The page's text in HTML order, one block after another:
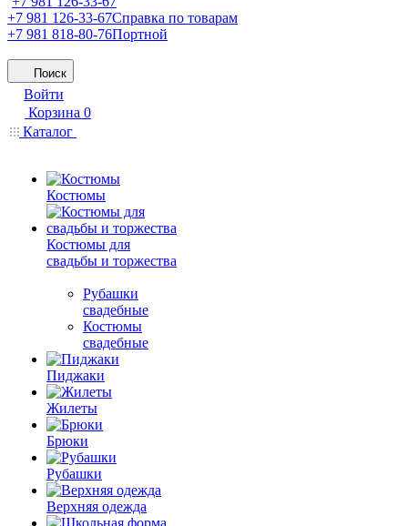
+7 981 126-33-67Справка по товарам
+7 981 818-80-76Портной
Поиск
Войти
Корзина 0
Каталог
Костюмы
Костюмы для
свадьбы и торжества
Рубашки
свадебные
Костюмы
свадебные
Пиджаки
Жилеты
Брюки
Рубашки
Верхняя одежда